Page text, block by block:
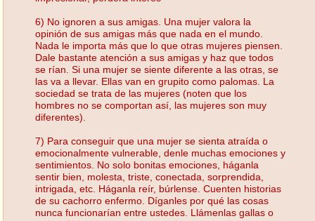
6) No ignoren a sus amigas. Una mujer valora la
opinión de sus amigas más que nada en el mundo.
Nada le importa más que lo que otras mujeres piensen.
Dale bastante atención a sus amigas y haz que todos
se rían. Si una mujer se siente diferente a las otras, se
las va a llevar. Ellas van en grupito como palomas. La
sociedad se trata de las mujeres (noten que los
hombres no se comportan así, las mujeres son muy
diferentes).
7) Para conseguir que una mujer se sienta atraída o
emocionalmente vulnerable, denle muchas emociones y
sentimientos. No solo bonitas emociones, háganla
sentir bien, molesta, triste, conectada, sorprendida,
intrigada, etc. Háganla reír, búrlense. Cuenten historias
de su cachorro enfermo. Díganles por qué las cosas
nunca funcionarían entre ustedes. Llámenlas gallas o